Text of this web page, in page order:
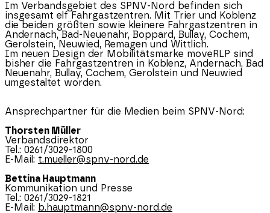
Im Verbandsgebiet des SPNV-Nord befinden sich
insgesamt elf Fahrgastzentren. Mit Trier und Koblenz
die beiden größten sowie kleinere Fahrgastzentren in
Andernach, Bad-Neuenahr, Boppard, Bullay, Cochem,
Gerolstein, Neuwied, Remagen und Wittlich.
Im neuen Design der Mobilitätsmarke moveRLP sind
bisher die Fahrgastzentren in Koblenz, Andernach, Bad
Neuenahr, Bullay, Cochem, Gerolstein und Neuwied
umgestaltet worden.
Ansprechpartner für die Medien beim SPNV-Nord:
Thorsten Müller
Verbandsdirektor
Tel.: 0261/3029-1800
E-Mail: t.mueller@spnv-nord.de
Bettina Hauptmann
Kommunikation und Presse
Tel.: 0261/3029-1821
E-Mail: b.hauptmann@spnv-nord.de